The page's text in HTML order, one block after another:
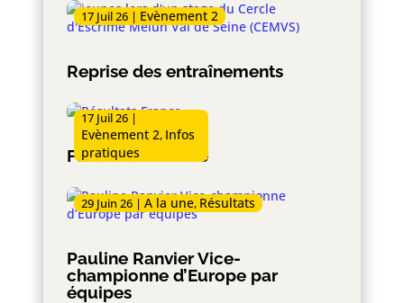
Reprise des entraînements
17 Juil 26 | Evènement 2
Forum de rentrée
17 Juil 26 |
Evènement 2, Infos
pratiques
Pauline Ranvier Vice-
championne d’Europe par
équipes
29 Juin 26 |A la une, Résultats